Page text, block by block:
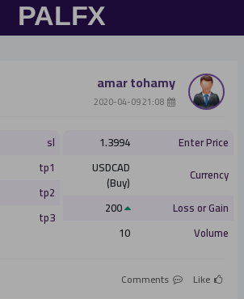
amar tohamy
Enter Price
1.3994
Currency
USDCAD
(Buy)
Loss or Gain
Volume
10
sl
tp1
tp2
tp3
Like
Facebook
تسجيل الدخول